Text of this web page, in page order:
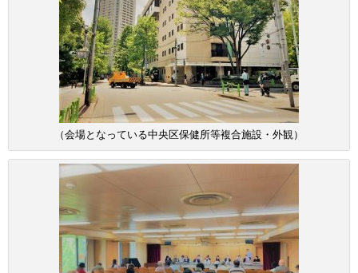
（会場となっている中央区保健所等複合施設・外観）